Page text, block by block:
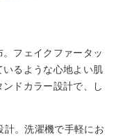
フェイクファータッ
るような心地よい肌
ドカラー設計で、し
計。洗濯機で手軽にお